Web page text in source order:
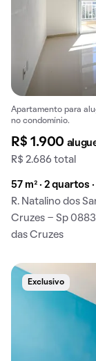
Apartamento para
no condomínio.
R$ 1.900
R$ 2.686 total
57 m² · 2 quartos
R. Natalino dos
Cruzes - Sp
das Cruzes
Exclusivo